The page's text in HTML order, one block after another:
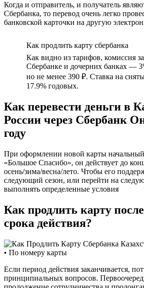
Когда и отправитель, и получатель
Сбербанка, то перевод очень легко
банковской карточки на другую
Как продлить карту сбербанка
Как видно из тарифов, комиссия
Сбербанке и дочерних банках —
но не менее 390 ₽. Ставка на
17.9% годовых.
Как перевести деньги в
России через Сбербанк
году
При оформлении новой карты
«Большое Спасибо», он действует до
осень/зима/весна/лето. Чтобы его
следующий сезон, или перейти на
выполнять определенные условия
Как продлить карту
срока действия?
Если период действия заканчивается,
принципиальных вопросов.